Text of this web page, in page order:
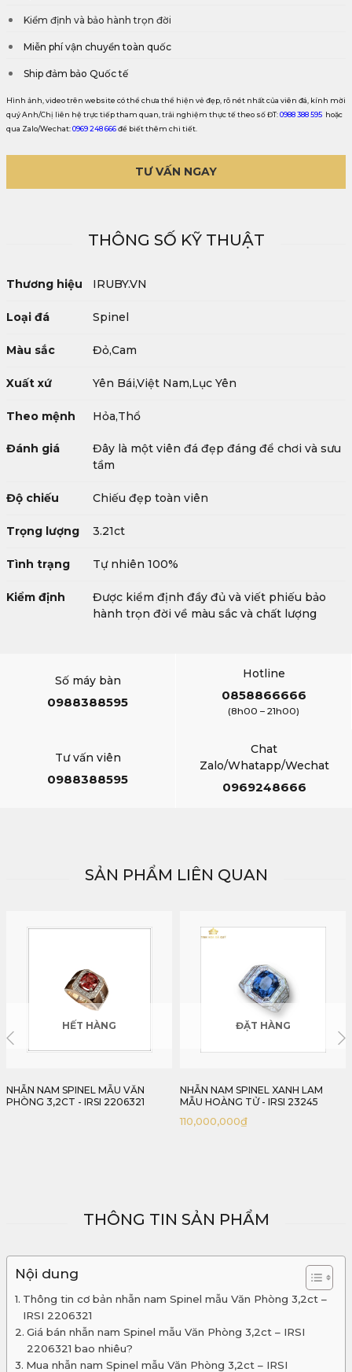
Kiểm định và bảo hành trọn đời
Miễn phí vận chuyển toàn quốc
Ship đảm bảo Quốc tế
Hình ảnh, video trên website có thể chưa thể hiện vẻ đẹp, rõ nét nhất của viên đá, kính mời
quý Anh/Chị liên hệ trực tiếp tham quan, trải nghiệm thực tế theo số ĐT:0988 388 595 hoặc
qua Zalo/Wechat:0969 248 666để biết thêm chi tiết.
TƯ VẤN NGAY
THÔNG SỐ KỸ THUẬT
Thương hiệu IRUBY.VN
Loại đá Spinel
Màu sắc Đỏ,Cam
Xuất xứ Yên Bái,Việt Nam,Lục Yên
Theo mệnh Hỏa,Thổ
Đánh giá
Đây là một viên đá đẹp đáng để chơi và sưu
tầm
Độ chiếu Chiếu đẹp toàn viên
Trọng lượng 3.21ct
Tình trạng Tự nhiên 100%
Kiểm định
Được kiểm định đầy đủ và viết phiếu bảo
hành trọn đời về màu sắc và chất lượng
Số máy bàn
0988388595
Hotline
0858866666
(8h00 – 21h00)
Tư vấn viên
0988388595
Chat
Zalo/Whatapp/Wechat
0969248666
SẢN PHẨM LIÊN QUAN
ĐẶT HÀNG
NHẪN NAM SPINEL XANH LAM
MẪU HOÀNG TỬ - IRSI 23245
ĐẶT HÀNG
NHẪN NAM SPINEL ASSCHER
2,12CT - IRSI 2301212
70,000,000₫
THÔNG TIN SẢN PHẨM
Nội dung
Thông tin cơ bản nhẫn nam Spinel mẫu Văn Phòng 3,2ct –
IRSI 2206321
Giá bán nhẫn nam Spinel mẫu Văn Phòng 3,2ct – IRSI
2206321 bao nhiêu?
Mua nhẫn nam Spinel mẫu Văn Phòng 3,2ct – IRSI